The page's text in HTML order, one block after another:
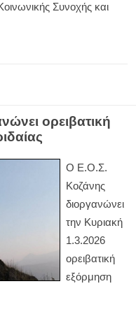
Συνοχής και
ορειβατική
Ο Ε.Ο.Σ.
Κοζάνης
διοργανώνει
την Κυριακή
1.3.2026
ορειβατική
εξόρμηση